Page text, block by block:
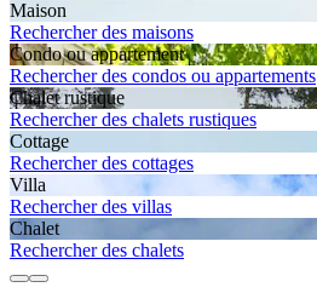
Maison
Rechercher des maisons
Condo ou appartement
Rechercher des condos ou appartements
Chalet rustique
Rechercher des chalets rustiques
Cottage
Rechercher des cottages
Villa
Rechercher des villas
Chalet
Rechercher des chalets